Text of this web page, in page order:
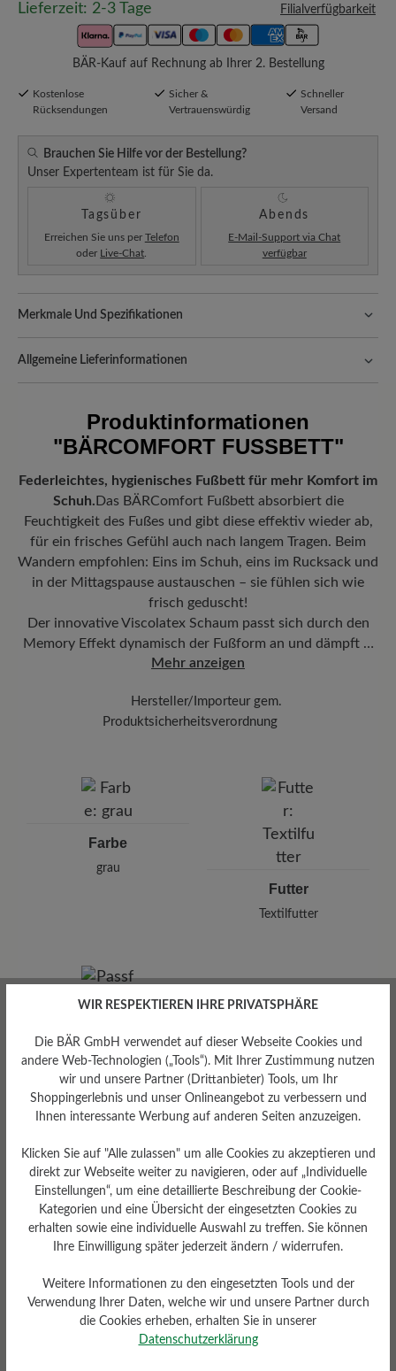
Lieferzeit: 2-3 Tage Filialverfügbarkeit
BÄR-Kauf auf Rechnung ab Ihrer 2. Bestellung
Kostenlose
Rücksendungen
Sicher &
Vertrauenswürdig
Schneller
Versand
Brauchen Sie Hilfe vor der Bestellung?
Unser Expertenteam ist für Sie da.
Tagsüber
Erreichen Sie uns per Telefon
oder Live-Chat
Abends
E-Mail-Support via Chat
verfügbar
Merkmale Und Spezifikationen
Allgemeine Lieferinformationen
hinzugefügt – unabhängig vom Bestellwert.
Freuen Sie sich auf Ihr Paket!Sobald Ihre Bestellung unser Lager in
Mit der beigefügten Sendungsnummer können Sie genau
nachverfolgen, wo sich Ihr neues BÄR Lieblingsstück gerade
befindet.
Produktinformationen
"BÄRCOMFORT FUSSBETT"
Federleichtes, hygienisches Fußbett für mehr Komfort im
Schuh. Das BÄRComfort Fußbett absorbiert die
Feuchtigkeit des Fußes und gibt diese effektiv wieder ab,
für ein frisches Gefühl auch nach langem Tragen. Beim
Wandern empfohlen: Eins im Schuh, eins im Rucksack und
in der Mittagspause austauschen – sie fühlen sich wie
frisch geduscht!
Der innovative Viscolatex Schaum passt sich durch den
Memory Effekt dynamisch der Fußform an und dämpft …
Mehr anzeigen
Hersteller/Importeur gem.
Produktsicherheitsverordnung
Sulina 22, 300516 Timisoara, Rumänien
E-Mail: info@arneplant.com
Farbe
grau
Futter
Textilfutter
Passform
Standard Passform
Bewertungen lesen
1 von 1 Bewertungen
WIR RESPEKTIEREN IHRE PRIVATSPHÄRE
Die BÄR GmbH verwendet auf dieser Webseite Cookies und
andere Web-Technologien („Tools“). Mit Ihrer Zustimmung nutzen
wir und unsere Partner (Drittanbieter) Tools, um Ihr
Shoppingerlebnis und unser Onlineangebot zu verbessern und
Ihnen interessante Werbung auf anderen Seiten anzuzeigen.
Klicken Sie auf "Alle zulassen" um alle Cookies zu akzeptieren und
direkt zur Webseite weiter zu navigieren, oder auf „Individuelle
Einstellungen“, um eine detaillierte Beschreibung der Cookie-
Kategorien und eine Übersicht der eingesetzten Cookies zu
erhalten sowie eine individuelle Auswahl zu treffen. Sie können
Ihre Einwilligung später jederzeit ändern / widerrufen.
Weitere Informationen zu den eingesetzten Tools und der
Verwendung Ihrer Daten, welche wir und unsere Partner durch
die Cookies erheben, erhalten Sie in unserer
Datenschutzerklärung